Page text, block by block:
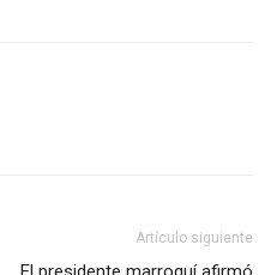
Artículo siguiente